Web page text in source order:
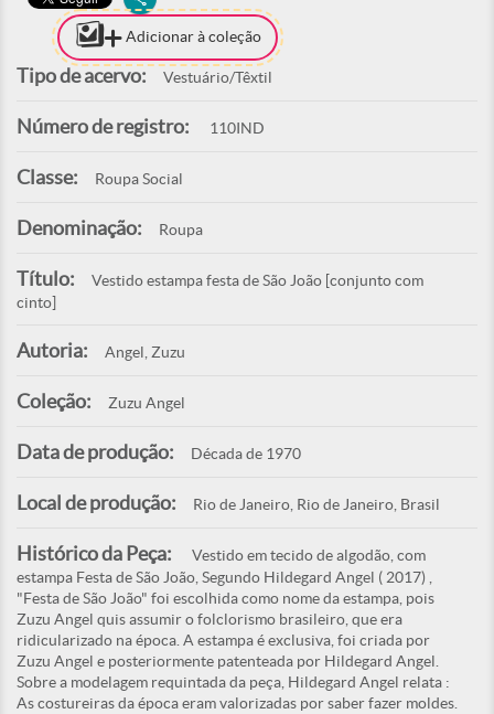
Adicionar à coleção
Tipo de acervo: Vestuário/Têxtil
Número de registro: 110IND
Classe: Roupa Social
Denominação: Roupa
Título:
Vestido estampa festa de São João [conjunto com
cinto]
Autoria: Angel, Zuzu
Coleção: Zuzu Angel
Data de produção: Década de 1970
Local de produção: Rio de Janeiro, Rio de Janeiro, Brasil
Histórico da Peça:
Vestido em tecido de algodão, com
estampa Festa de São João, Segundo Hildegard Angel ( 2017) ,
"Festa de São João" foi escolhida como nome da estampa, pois
Zuzu Angel quis assumir o folclorismo brasileiro, que era
ridicularizado na época. A estampa é exclusiva, foi criada por
Zuzu Angel e posteriormente patenteada por Hildegard Angel.
Sobre a modelagem requintada da peça, Hildegard Angel relata :
As costureiras da época eram valorizadas por saber fazer moldes.